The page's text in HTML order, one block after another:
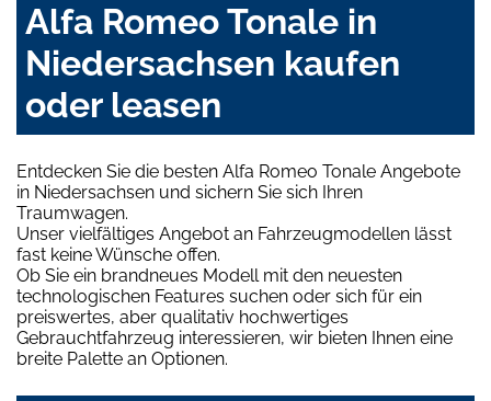
Alfa Romeo Tonale in
Niedersachsen kaufen
oder leasen
Entdecken Sie die besten Alfa Romeo Tonale Angebote
in Niedersachsen und sichern Sie sich Ihren
Traumwagen.
Unser vielfältiges Angebot an Fahrzeugmodellen lässt
fast keine Wünsche offen.
Ob Sie ein brandneues Modell mit den neuesten
technologischen Features suchen oder sich für ein
preiswertes, aber qualitativ hochwertiges
Gebrauchtfahrzeug interessieren, wir bieten Ihnen eine
breite Palette an Optionen.